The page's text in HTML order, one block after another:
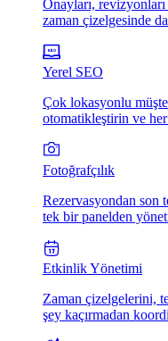
Onayları,
zaman çizelgesinde
Yerel SEO
Çok lokasyonlu
otomatikleştirin ve
Fotoğrafçılık
Rezervasyondan son
tek bir panelden
Etkinlik Yönetimi
Zaman çizelgelerini,
şey kaçırmadan